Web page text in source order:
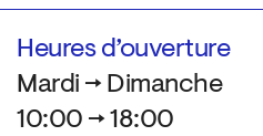
Heures d’ouverture
Mardi → Dimanche
10:00 → 18:00